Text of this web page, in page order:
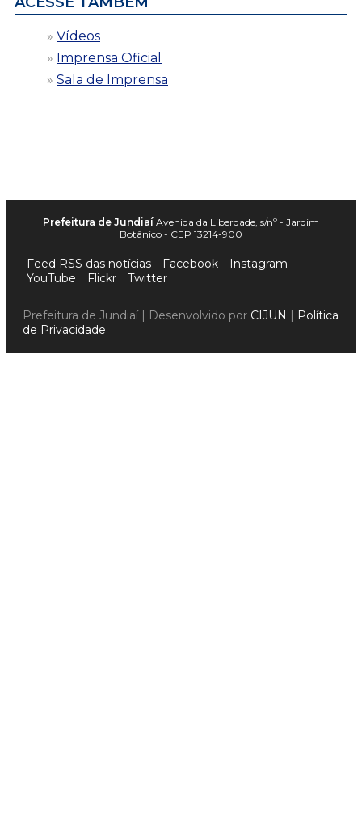
Vídeos
Imprensa Oficial
Sala de Imprensa
Prefeitura de Jundiaí Avenida da Liberdade, s/nº - Jardim
Botânico - CEP 13214-900
Feed RSS das notícias Facebook
Instagram
YouTube
Flickr Twitter
Prefeitura de Jundiaí | Desenvolvido por CIJUN | Política
de Privacidade